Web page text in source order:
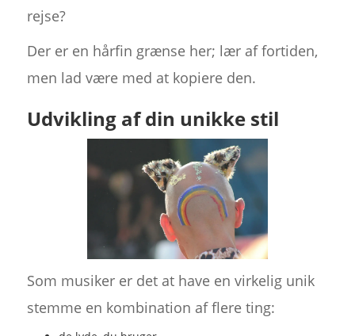
rejse?
Der er en hårfin grænse her; lær af fortiden,
men lad være med at kopiere den.
Udvikling af din unikke stil
Som musiker er det at have en virkelig unik
stemme en kombination af flere ting: